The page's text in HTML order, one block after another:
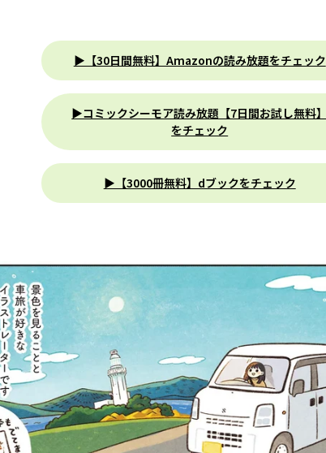
▶【30日間無料】Amazonの読み放題をチェック
▶コミックシーモア読み放題【7日間お試し無料】
をチェック
▶【3000冊無料】dブックをチェック